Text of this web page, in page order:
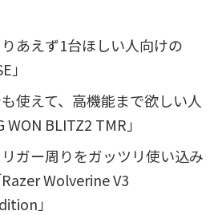
あえず1台ほしい人向けの
」
使えて、高機能まで欲しい人
BLITZ2 TMR」
ガー周りをガッツリ使い込み
Wolverine V3
」